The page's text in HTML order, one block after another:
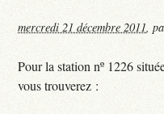
mercredi 21 décembre 2011,
Pour la station nº 1226
vous trouverez :